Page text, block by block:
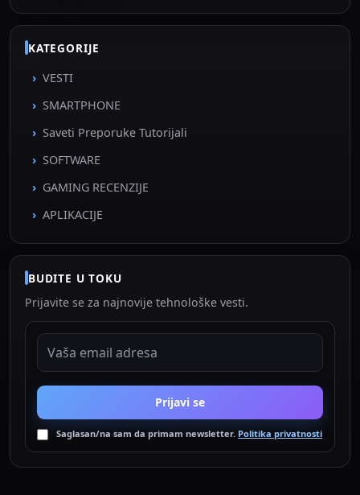
KATEGORIJE
VESTI
SMARTPHONE
Saveti Preporuke Tutorijali
SOFTWARE
GAMING RECENZIJE
APLIKACIJE
BUDITE U TOKU
Prijavite se za najnovije tehnološke vesti.
EMAIL ADRESA
Prijavi se
Saglasan/na sam da primam newsletter. Politika privatnosti